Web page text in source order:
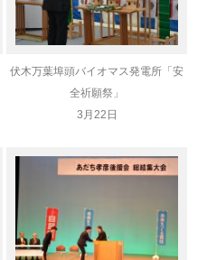
伏木万葉埠頭バイオマス発電所「安
全祈願祭」
3月22日